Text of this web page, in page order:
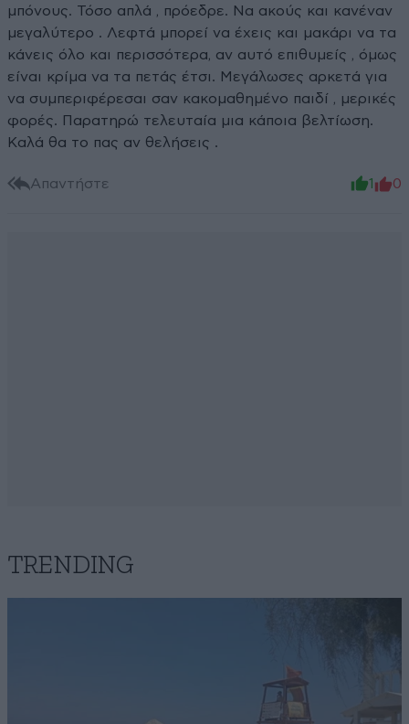
μπόνους. Τόσο απλά , πρόεδρε. Να ακούς και κανέναν
μεγαλύτερο . Λεφτά μπορεί να έχεις και μακάρι να τα
κάνεις όλο και περισσότερα, αν αυτό επιθυμείς , όμως
είναι κρίμα να τα πετάς έτσι. Μεγάλωσες αρκετά για
να συμπεριφέρεσαι σαν κακομαθημένο παιδί , μερικές
φορές. Παρατηρώ τελευταία μια κάποια βελτίωση.
Καλά θα το πας αν θελήσεις .
Απαντήστε 1 0
TRENDING